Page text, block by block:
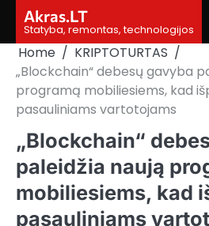
content
Akras.LT
Statyba, remontas, technologijos
Home
KRIPTOTURTAS
„Blockchain“ debesų gavyba
programą mobiliesiems, kad
pasauliniams vartotojams
„Blockchain“
paleidžia naują
mobiliesiems, kad
pasauliniams